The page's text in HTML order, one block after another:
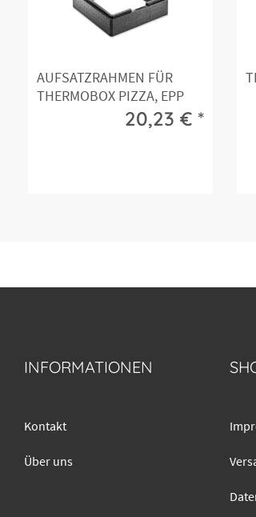
AUFSATZRAHMEN FÜR
THERMOBOX PIZZA, EPP
20,23 € *
INFORMATIONEN
Kontakt
Über uns